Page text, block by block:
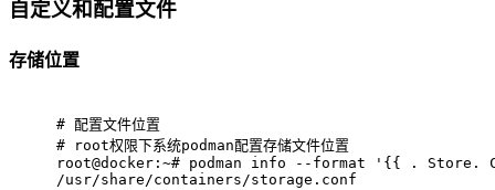
自定义和配置文件
存储位置
# 配置文件位置
#
root权限下系统podman配置存储文件位置
root@docker:~# podman info --format '{{ .
/usr/share/containers/storage.conf